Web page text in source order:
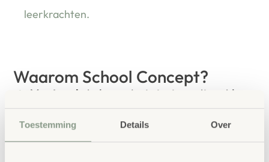
Toestemming Details Over
leerkrachten.
Waarom School Concept?
Maatwerk
: ieder project start vanuit uw idee
en onze ervaring
Kwaliteit : al ons school- en
kinderopvangmeubilair is uitvoerig getest en